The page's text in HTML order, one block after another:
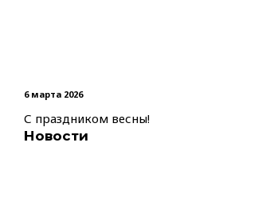
6 марта 2026
С праздником весны!
Новости